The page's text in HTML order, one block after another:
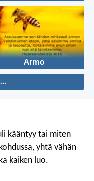
Armo
kääntyy tai miten
yhtä vähän
kaiken luo.